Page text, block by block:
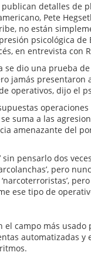
detalles de
Pete
no están
psicológica de
en entrevista con
se dio una prueba
jamás
operativos, dijo el
suma a las
amenazante del
sin pensarlo dos
pero
ese tipo de
el campo más
automatizadas y